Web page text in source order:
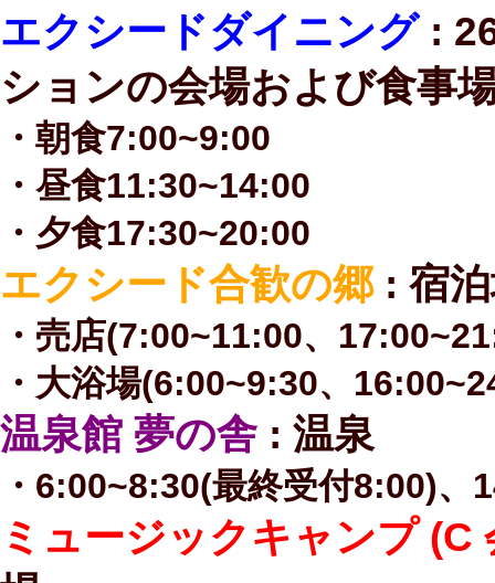
エクシードダイニング:
ションの会場および食事
・朝食7:00~9:00
・昼食11:30~14:00
・夕食17:30~20:00
エクシード合歓の郷: 宿
・売店(7:00~11:00、
・大浴場(6:00~9:30、
温泉館 夢の舎: 温泉
・6:00~8:30(最終受付8:00)
ミュージックキャンプ (C